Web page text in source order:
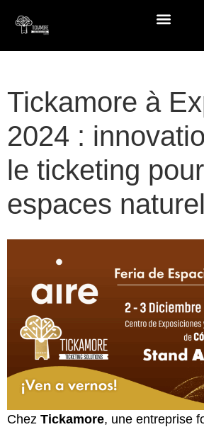
Tickamore à
2024 :
le ticketing
espaces
Chez Tickamore, une entreprise